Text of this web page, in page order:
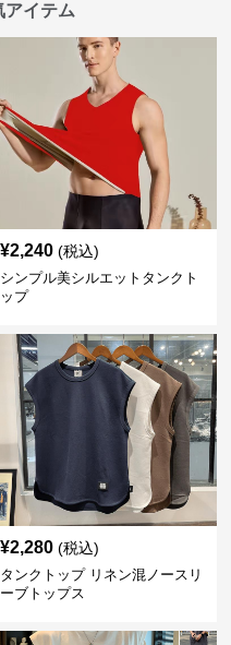
アイテム
¥2,240 (税込)
シンプル美シルエットタンクト
ップ
¥2,280 (税込)
タンクトップ リネン混ノースリ
ーブトップス